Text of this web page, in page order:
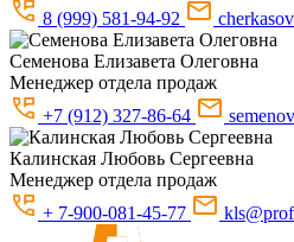
8 (999) 581-94-92
Семенова Елизавета Олеговна
Менеджер отдела продаж
+7 (912) 327-86-64
Калинская Любовь Сергеевна
Менеджер отдела продаж
+ 7-900-081-45-77